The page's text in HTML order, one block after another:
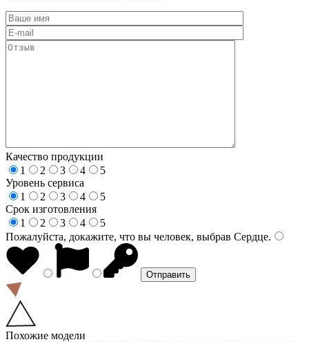
Качество продукции
1
2 3 4
5
Уровень сервиса
1
2 3 4
5
Срок изготовления
1
2 3 4
5
Пожалуйста, докажите, что вы человек, выбрав Сердце.
Похожие модели